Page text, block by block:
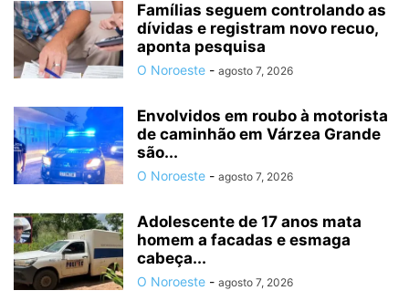
Famílias seguem controlando as
dívidas e registram novo recuo,
aponta pesquisa
O Noroeste - agosto 7, 2026
Envolvidos em roubo à motorista
de caminhão em Várzea Grande
são...
O Noroeste - agosto 7, 2026
Adolescente de 17 anos mata
homem a facadas e esmaga
cabeça...
O Noroeste - agosto 7, 2026